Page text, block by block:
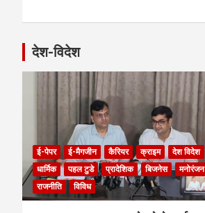
देश-विदेश
ई-पेपर ई-मैगजीन कैरियर क्राइम
देश विदेश
धार्मिक
पहल टुडे प्रादेशिक बिजनेस
मनोरंजन
राजनीति
विविध